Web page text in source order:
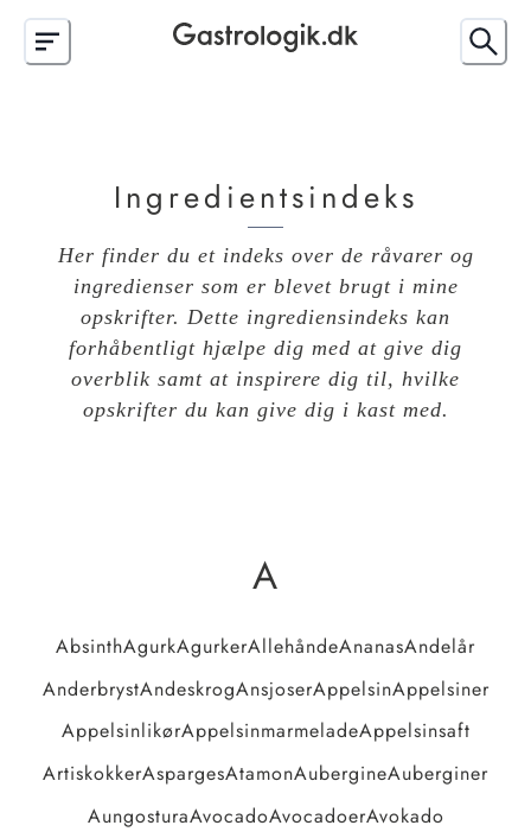
Ingredientsindeks
Her finder du et indeks over de råvarer og
ingredienser som er blevet brugt i mine
opskrifter. Dette ingrediensindeks kan
forhåbentligt hjælpe dig med at give dig
overblik samt at inspirere dig til, hvilke
opskrifter du kan give dig i kast med.
A
AbsinthAgurkAgurkerAllehåndeAnanasAndelår
AnderbrystAndeskrogAnsjoserAppelsinAppelsiner
AppelsinlikørAppelsinmarmeladeAppelsinsaft
ArtiskokkerAspargesAtamonAubergineAuberginer
AungosturaAvocadoAvocadoerAvokado